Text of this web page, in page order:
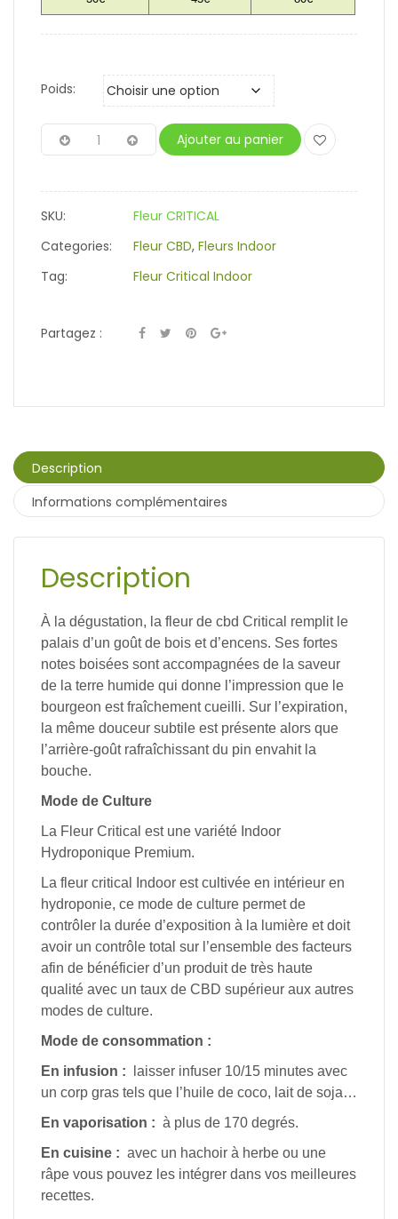
Poids:
Ajouter au panier
SKU:
Fleur CRITICAL
Categories:
Fleur CBD, Fleurs Indoor
Tag:
Fleur Critical Indoor
Partagez :
Description
Informations complémentaires
Description
À la dégustation, la fleur de cbd Critical remplit le
palais d’un goût de bois et d’encens. Ses fortes
notes boisées sont accompagnées de la saveur
de la terre humide qui donne l’impression que le
bourgeon est fraîchement cueilli. Sur l’expiration,
la même douceur subtile est présente alors que
l’arrière-goût rafraîchissant du pin envahit la
bouche.
Mode de Culture
La Fleur Critical est une variété Indoor
Hydroponique Premium.
La fleur critical Indoor est cultivée en intérieur en
hydroponie, ce mode de culture permet de
contrôler la durée d’exposition à la lumière et doit
avoir un contrôle total sur l’ensemble des facteurs
afin de bénéficier d’un produit de très haute
qualité avec un taux de CBD supérieur aux autres
modes de culture.
Mode de consommation :
En infusion : laisser infuser 10/15 minutes avec
un corp gras tels que l’huile de coco, lait de soja…
En vaporisation : à plus de 170 degrés.
En cuisine : avec un hachoir à herbe ou une
râpe vous pouvez les intégrer dans vos meilleures
recettes.